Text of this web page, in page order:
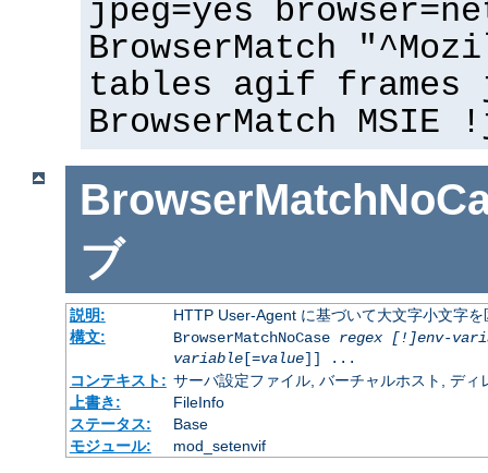
jpeg=yes
BrowserMatch
tables agif frames
BrowserMatch
ブ
説明:
HTTP User-Agent に基づいて大文字小文字
構文:
BrowserMatchNoCase regex [!]env-
variable[=value]] ...
コンテキスト: サーバ設定ファイル, バーチャルホスト, ディ
上書き:
FileInfo
ステータス:
Base
モジュール:
mod_setenvif